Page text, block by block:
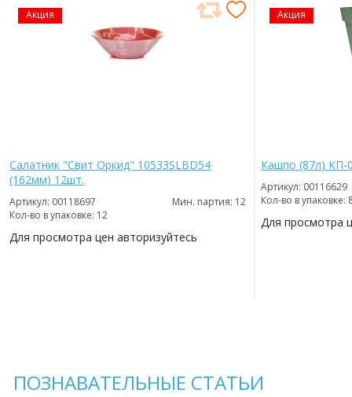
Акция
Салатник "Свит Оркид" 10533SLBD54
(162мм) 12шт.
Артикул: 00118697
Мин. партия: 12
Кол-во в упаковке: 12
Для просмотра цен авторизуйтесь
Акция
Кашпо (87л) КП-
Артикул: 00116629
Кол-во в упаковке:
Для просмотра
ПОЗНАВАТЕЛЬНЫЕ СТАТЬИ